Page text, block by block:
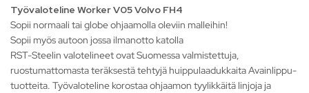
Työvaloteline Worker V05 Volvo FH4
Sopii normaali tai globe ohjaamolla oleviin malleihin!
Sopii myös autoon jossa ilmanotto katolla
RST-Steelin valotelineet ovat Suomessa valmistettuja,
ruostumattomasta teräksestä tehtyjä huippulaadukkaita Avainlippu-
tuotteita. Työvaloteline korostaa ohjaamon tyylikkäitä linjoja ja